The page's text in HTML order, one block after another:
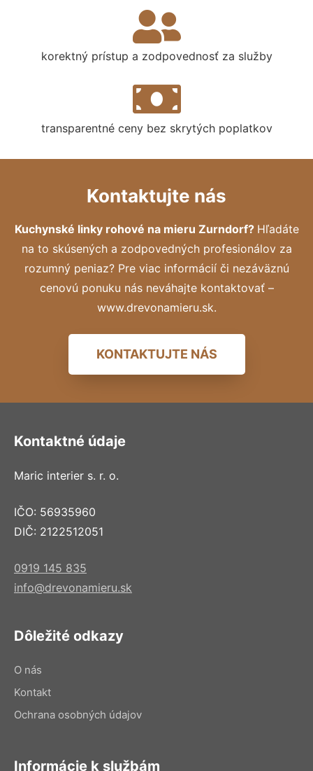
korektný prístup a zodpovednosť za služby
transparentné ceny bez skrytých poplatkov
Kontaktujte nás
Kuchynské linky rohové na mieru Zurndorf? Hľadáte
na to skúsených a zodpovedných profesionálov za
rozumný peniaz? Pre viac informácií či nezáväznú
cenovú ponuku nás neváhajte kontaktovať –
www.drevonamieru.sk.
KONTAKTUJTE NÁS
Kontaktné údaje
Maric interier s. r. o.
IČO: 56935960
DIČ: 2122512051
0919 145 835
info@drevonamieru.sk
Dôležité odkazy
O nás
Kontakt
Ochrana osobných údajov
Informácie k službám